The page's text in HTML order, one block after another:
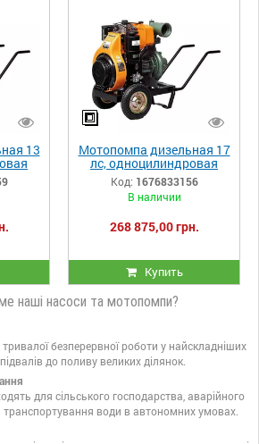
13
LY-
Мотопомпа дизельная 17
лс, одноцилиндровая
передвижная 4LD 820 LY-
3 Anadolu Motor
Код: 1676833156
В наличии
268 875,00 грн.
Купить
наші насоси та мотопомпи?
безперервної роботи у найскладніших
до поливу великих ділянок.
для сільського господарства, аварійного
транспортування води в автономних умовах.